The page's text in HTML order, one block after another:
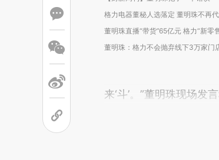
格力电器董秘人选落定 董明珠不再
董明珠直播“带货”65亿元 格力“新零
董明珠：格力不会抛弃线下3万家门
来‘斗’。”董明珠现场发